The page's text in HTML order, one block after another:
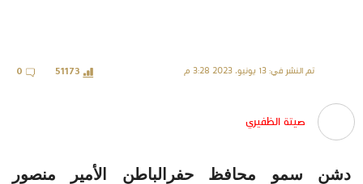
تم النشر في: 13 يونيو، 2023 3:28 م 51173
0
صيتة الظفيري
دشن سمو محافظ حفرالباطن الأمير منصور